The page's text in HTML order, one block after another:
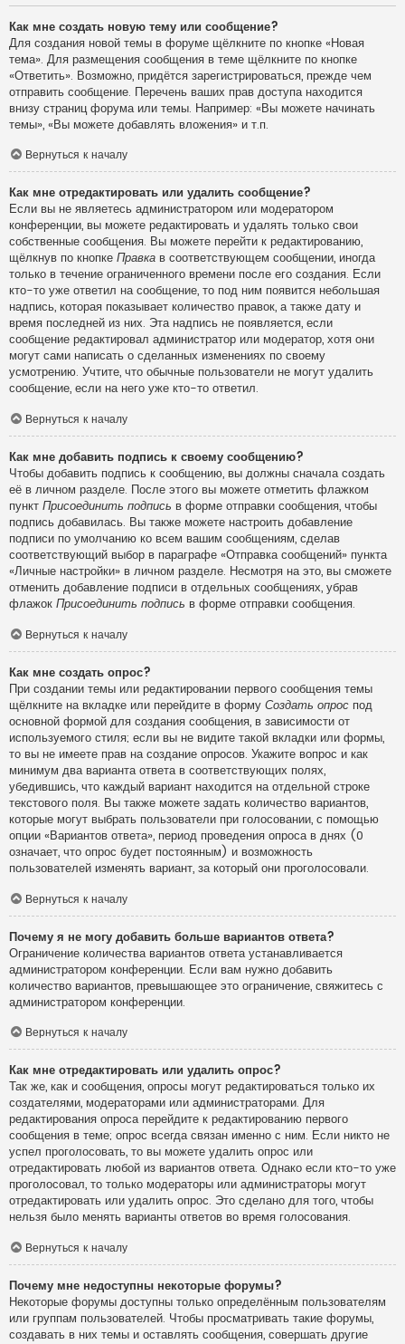
Как мне создать новую тему или сообщение?
Для создания новой темы в форуме щёлкните по кнопке «Новая
тема». Для размещения сообщения в теме щёлкните по кнопке
«Ответить». Возможно, придётся зарегистрироваться, прежде чем
отправить сообщение. Перечень ваших прав доступа находится
внизу страниц форума или темы. Например: «Вы можете начинать
темы», «Вы можете добавлять вложения» и т.п.
Вернуться к началу
Как мне отредактировать или удалить сообщение?
Если вы не являетесь администратором или модератором
конференции, вы можете редактировать и удалять только свои
собственные сообщения. Вы можете перейти к редактированию,
щёлкнув по кнопке Правка в соответствующем сообщении, иногда
только в течение ограниченного времени после его создания. Если
кто-то уже ответил на сообщение, то под ним появится небольшая
надпись, которая показывает количество правок, а также дату и
время последней из них. Эта надпись не появляется, если
сообщение редактировал администратор или модератор, хотя они
могут сами написать о сделанных изменениях по своему
усмотрению. Учтите, что обычные пользователи не могут удалить
сообщение, если на него уже кто-то ответил.
Вернуться к началу
Как мне добавить подпись к своему сообщению?
Чтобы добавить подпись к сообщению, вы должны сначала создать
её в личном разделе. После этого вы можете отметить флажком
пункт Присоединить подпись в форме отправки сообщения, чтобы
подпись добавилась. Вы также можете настроить добавление
подписи по умолчанию ко всем вашим сообщениям, сделав
соответствующий выбор в параграфе «Отправка сообщений» пункта
«Личные настройки» в личном разделе. Несмотря на это, вы сможете
отменить добавление подписи в отдельных сообщениях, убрав
флажок Присоединить подпись в форме отправки сообщения.
Вернуться к началу
Как мне создать опрос?
При создании темы или редактировании первого сообщения темы
щёлкните на вкладке или перейдите в форму Создать опрос под
основной формой для создания сообщения, в зависимости от
используемого стиля; если вы не видите такой вкладки или формы,
то вы не имеете прав на создание опросов. Укажите вопрос и как
минимум два варианта ответа в соответствующих полях,
убедившись, что каждый вариант находится на отдельной строке
текстового поля. Вы также можете задать количество вариантов,
которые могут выбрать пользователи при голосовании, с помощью
опции «Вариантов ответа», период проведения опроса в днях (0
означает, что опрос будет постоянным) и возможность
пользователей изменять вариант, за который они проголосовали.
Вернуться к началу
Почему я не могу добавить больше вариантов ответа?
Ограничение количества вариантов ответа устанавливается
администратором конференции. Если вам нужно добавить
количество вариантов, превышающее это ограничение, свяжитесь с
администратором конференции.
Вернуться к началу
Как мне отредактировать или удалить опрос?
Так же, как и сообщения, опросы могут редактироваться только их
создателями, модераторами или администраторами. Для
редактирования опроса перейдите к редактированию первого
сообщения в теме; опрос всегда связан именно с ним. Если никто не
успел проголосовать, то вы можете удалить опрос или
отредактировать любой из вариантов ответа. Однако если кто-то уже
проголосовал, то только модераторы или администраторы могут
отредактировать или удалить опрос. Это сделано для того, чтобы
нельзя было менять варианты ответов во время голосования.
Вернуться к началу
Почему мне недоступны некоторые форумы?
Некоторые форумы доступны только определённым пользователям
или группам пользователей. Чтобы просматривать такие форумы,
создавать в них темы и оставлять сообщения, совершать другие